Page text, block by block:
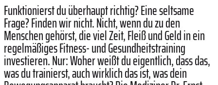
Funktionierst du überhaupt richtig? Eine seltsame
Frage? Finden wir nicht. Nicht, wenn du zu den
Menschen gehörst, die viel Zeit, Fleiß und Geld in ein
regelmäßiges Fitness- und Gesundheitstraining
investieren. Nur: Woher weißt du eigentlich, dass das,
was du trainierst, auch wirklich das ist, was dein